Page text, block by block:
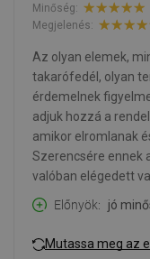
Minőség:
Megjelenés:
Az olyan elemek,
takarófedél, olyan
érdemelnek
adjuk hozzá a
amikor elromlanak
Szerencsére ennek
valóban elégedett
Előnyök
jó
Mutassa meg az